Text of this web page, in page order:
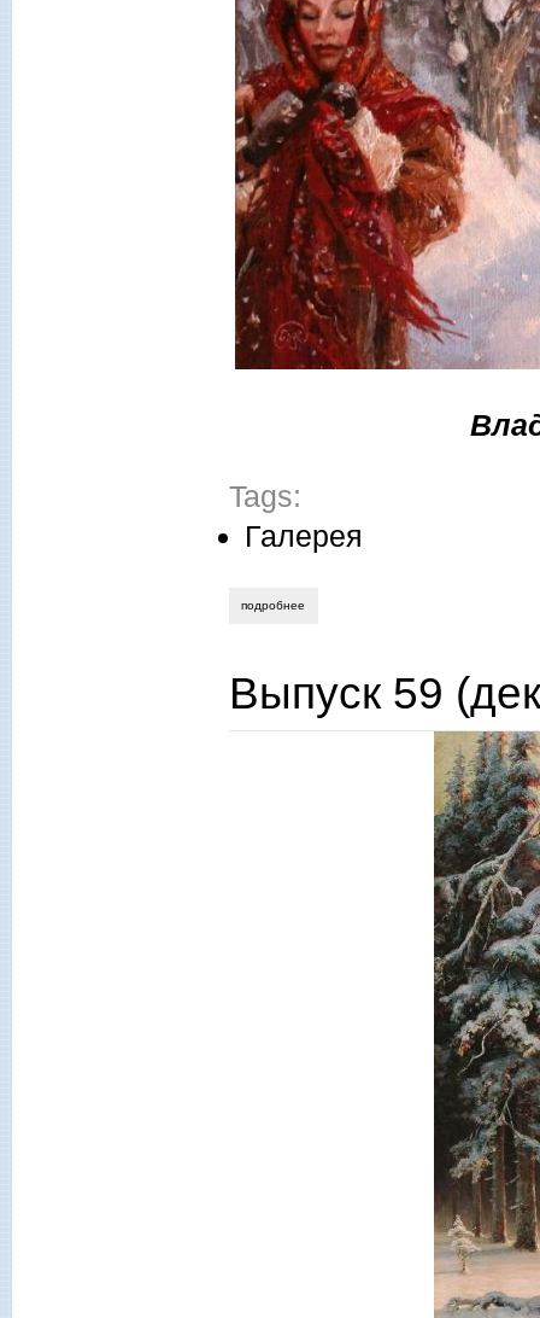
Tags:
Галерея
подробнее
Выпуск 59